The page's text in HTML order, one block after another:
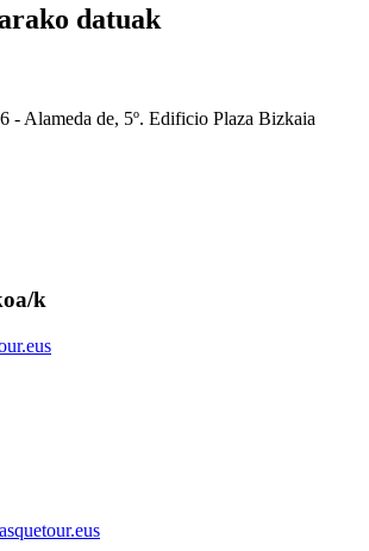
datuak
- Alameda de, 5º. Edificio Plaza Bizkaia
k